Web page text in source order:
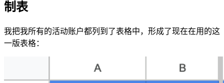
制表
我把我所有的活动账户都列到了表格中，形成了现在在用的这
一版表格：